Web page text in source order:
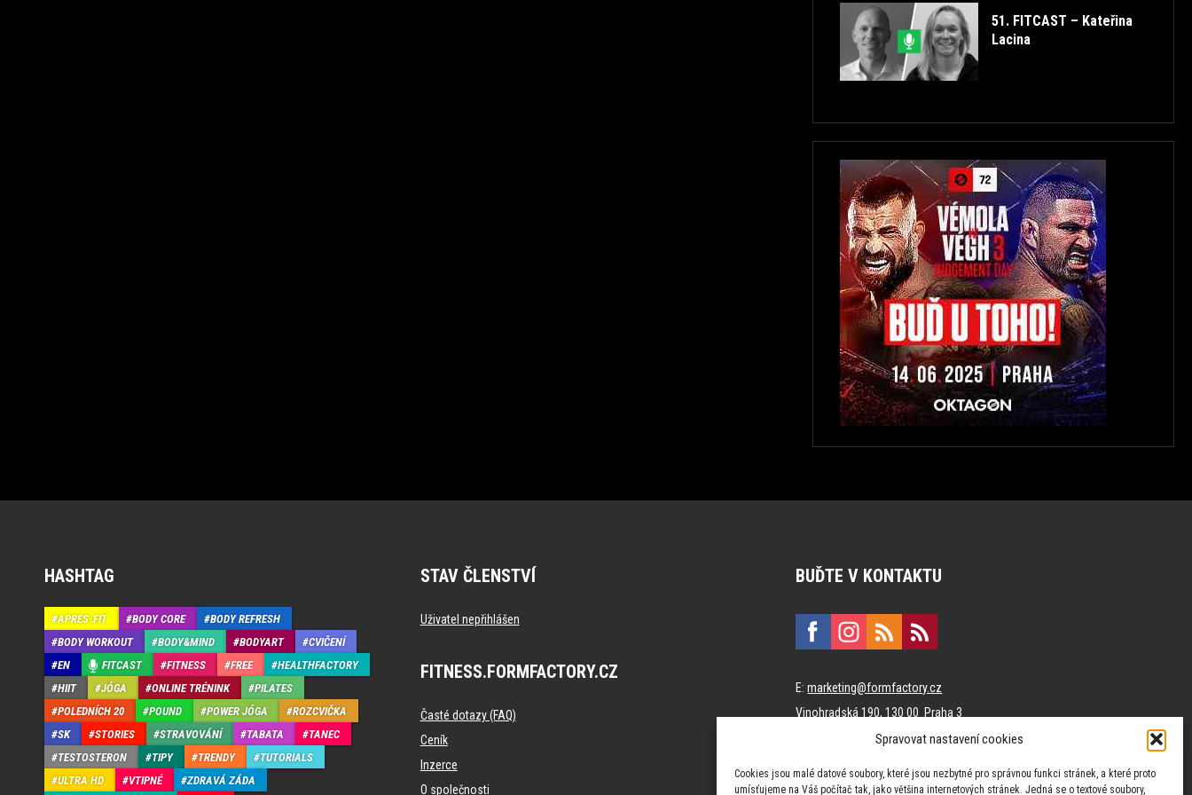
Spravovat nastavení cookies
Cookies jsou malé datové soubory, které jsou nezbytné pro správnou funkci stránek, a které proto
umísťujeme na Váš počítač tak, jako většina internetových stránek. Jedná se o textové soubory,
51. FITCAST – Kateřina
Lacina
HASHTAG
APRÉS-FIT BODY CORE
BODY REFRESH
BODY WORKOUT
BODY&MIND BODYART
CVIČENÍ
EN
FITCAST FITNESS FREE
HEALTHFACTORY
HIIT
JÓGA ONLINE TRÉNINK
PILATES
POLEDNÍCH 20
POUND POWER JÓGA
ROZCVIČKA
SK
STORIES STRAVOVÁNÍ TABATA
TANEC
TESTOSTERON
TIPY TRENDY
TUTORIALS
ULTRA HD
VTIPNÉ ZDRAVÁ ZÁDA
STAV ČLENSTVÍ
Uživatel nepřihlášen
FITNESS.FORMFACTORY.CZ
Časté dotazy (FAQ)
Ceník
Inzerce
O společnosti
BUĎTE V KONTAKTU
E:marketing@formfactory.cz
Vinohradská 190, 130 00 Praha 3